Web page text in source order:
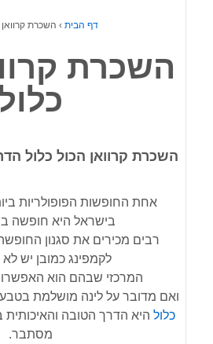
דף הבית › השכרת קרוואן
השכרת
השכרת קרוואן הכול כלול
אחת החופשות הפופולריות
בישראל היא חופשה
רבים מכירים את סגנון
לקמפינג כמובן יש
המרכזי שבהם הוא
ואם מדובר על לינה מושלמת
כלולהיא הדרך הטובה והאיכותית
מסתבר.